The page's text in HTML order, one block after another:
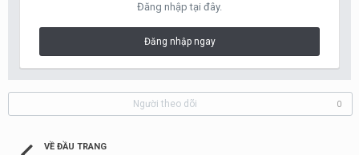
Đăng nhập tại đây.
Đăng nhập ngay
Người theo dõi 0
VỀ ĐẦU TRANG